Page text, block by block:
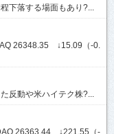
下落する場面もあり?...
26348.35 ↓15.09（-0.
反動や米ハイテク株?...
26363.44 ↓221.55（-